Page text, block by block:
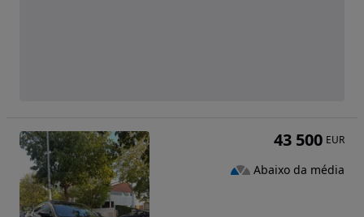
43 500 EUR
Abaixo da média